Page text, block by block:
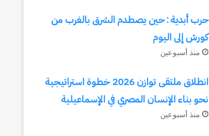
حرب أبدية : حين يصطدم الشرق بالغرب من
كورش إلى اليوم
منذ أسبوعين
انطلاق ملتقى توازن 2026 خطوة استراتيجية
نحو بناء الإنسان المصري في الإسماعيلية
منذ أسبوعين